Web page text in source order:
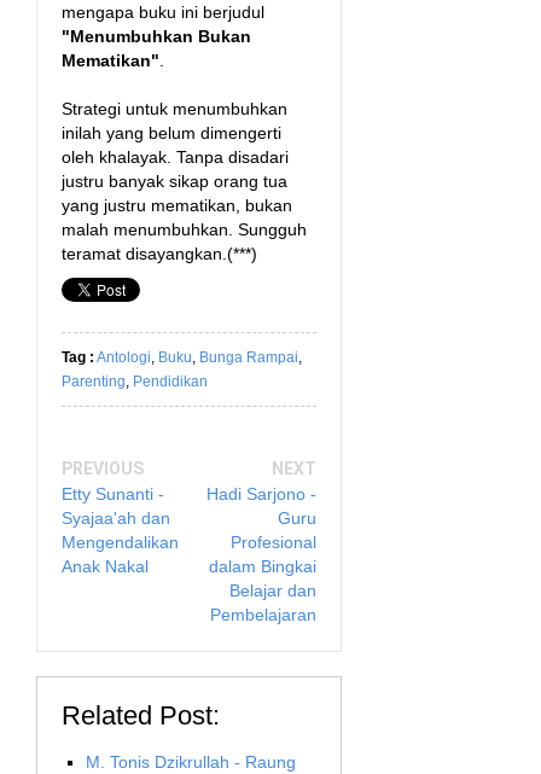
mengapa buku ini berjudul
"Menumbuhkan Bukan
Mematikan"
Strategi untuk menumbuhkan
inilah yang belum dimengerti
oleh khalayak. Tanpa disadari
justru banyak sikap orang tua
yang justru mematikan, bukan
malah menumbuhkan. Sungguh
teramat disayangkan.(***)
Tag : Antologi, Buku, Bunga Rampai,
Parenting, Pendidikan
PREVIOUS
Etty Sunanti -
Syajaa'ah dan
Mengendalikan
Anak Nakal
NEXT
Hadi Sarjono -
Guru
Profesional
dalam Bingkai
Belajar dan
Pembelajaran
Related Post:
M. Tonis Dzikrullah - Raung